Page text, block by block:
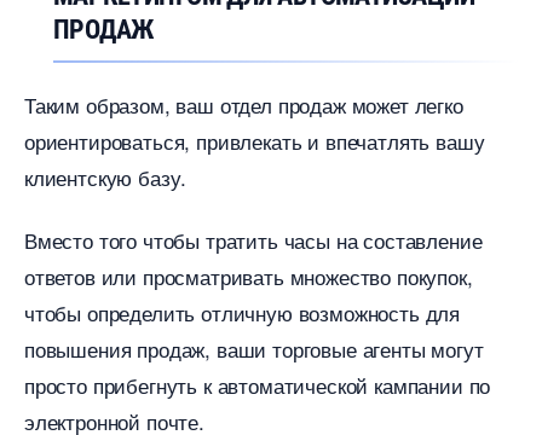
ПРОДАЖ
Таким образом, ваш отдел продаж может легко
ориентироваться, привлекать и впечатлять вашу
клиентскую базу.
место того чтобы тратить часы на составление
ответов или просматривать множество покупок,
чтобы определить отличную возможность для
повышения продаж, ваши торговые агенты могут
просто прибегнуть к автоматической кампании по
электронной почте.